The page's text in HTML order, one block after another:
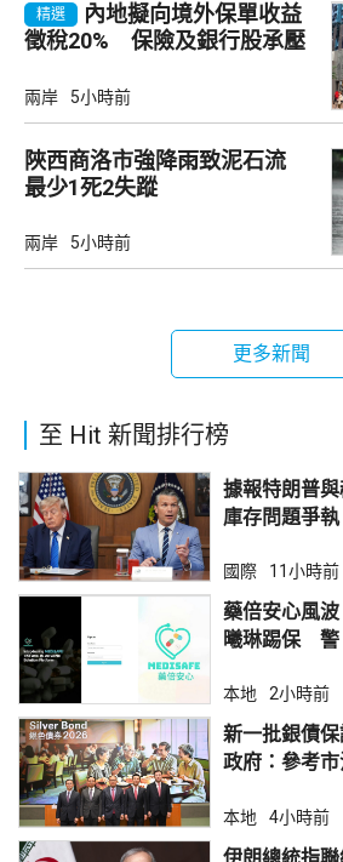
精選
內地擬向境外保單收益
徵稅20% 保險及銀行股承壓
兩岸 5小時前
陜西商洛市強降雨致泥石流
最少1死2失蹤
兩岸 5小時前
更多新聞
至 Hit 新聞排行榜
據報特朗普
庫存問題爭執
國際 11小時前
藥倍安心風
曦琳踢保 警
本地 2小時前
新一批銀債
政府：參考
本地 4小時前